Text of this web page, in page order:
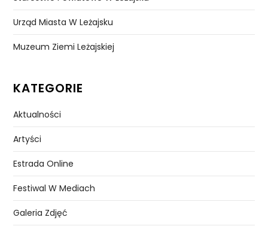
Urząd Miasta W Leżajsku
Muzeum Ziemi Leżajskiej
KATEGORIE
Aktualności
Artyści
Estrada Online
Festiwal W Mediach
Galeria Zdjęć